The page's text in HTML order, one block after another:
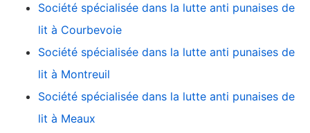
Société spécialisée dans la lutte anti punaises de
lit à Courbevoie
Société spécialisée dans la lutte anti punaises de
lit à Montreuil
Société spécialisée dans la lutte anti punaises de
lit à Meaux